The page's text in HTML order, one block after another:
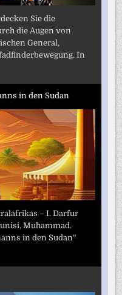
Sie die
die Augen von
General,
In
in den Sudan
– I. Darfur
Muhammad.
in den Sudan“